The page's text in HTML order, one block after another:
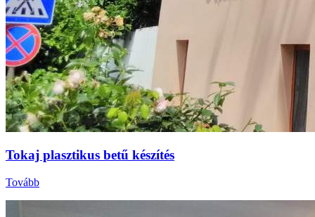
Tokaj plasztikus betű készítés
Tovább